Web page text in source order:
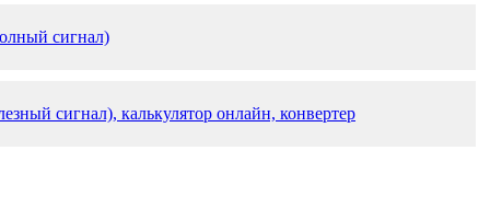
сигнал)
сигнал), калькулятор онлайн, конвертер